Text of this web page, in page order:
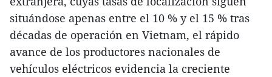
situándose apenas entre el 10 % y el 15 % tras
décadas de operación en Vietnam, el rápido
avance de los productores nacionales de
vehículos eléctricos evidencia la creciente